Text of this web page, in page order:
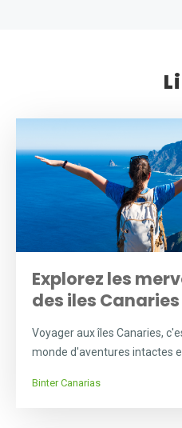
Explorez les
des iles Canaries
Voyager aux îles Canaries,
monde d'aventures intactes
Binter Canarias